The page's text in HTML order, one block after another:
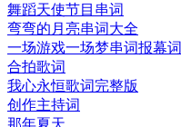
舞蹈天使节目串词
弯弯的月亮串词大全
一场游戏一场梦串词报幕词
合拍歌词
我心永恒歌词完整版
创作主持词
那年夏天